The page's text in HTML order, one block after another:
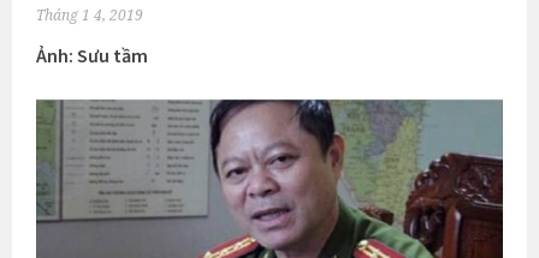
Tháng 1 4, 2019
Ảnh: Sưu tầm